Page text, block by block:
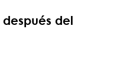
del